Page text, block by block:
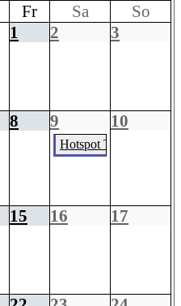
Fr Sa So
1 2 3
8 9 10
Hotspot Trophy BSV
15 16 17